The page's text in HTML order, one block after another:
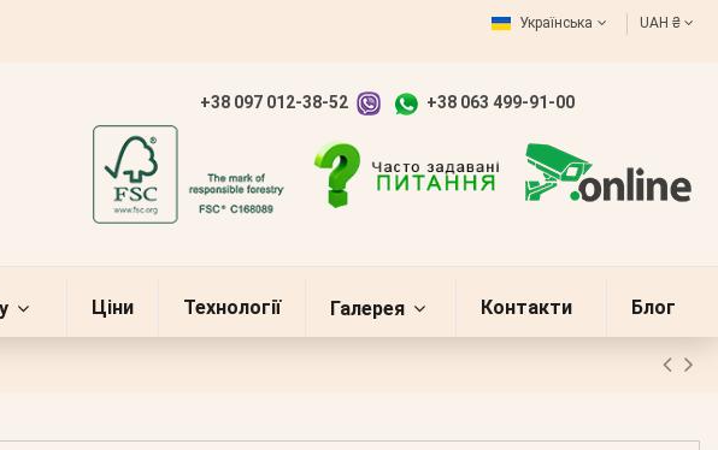
Українська UAH ₴
+38 097 012-38-52 +38 063 499-91-00
Ціни Технології Галерея Контакти Блог